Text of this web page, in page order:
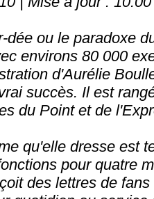
dée ou le paradoxe
environs 80 000
d'Aurélie
succès. Il est
du Point et de
qu'elle dresse est
pour quatre
des lettres de